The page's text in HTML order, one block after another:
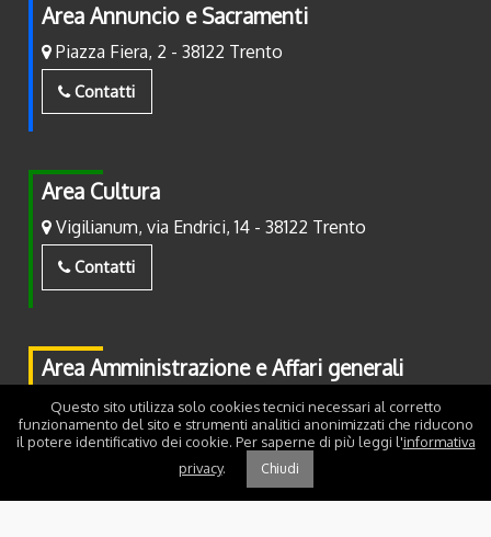
Area Annuncio e Sacramenti
Piazza Fiera, 2 - 38122 Trento
Contatti
Area Cultura
Vigilianum, via Endrici, 14 - 38122 Trento
Contatti
Area Amministrazione e Affari generali
Piazza Fiera, 2 - 38122 Trento
Contatti
Questo sito utilizza solo cookies tecnici necessari al corretto
funzionamento del sito e strumenti analitici anonimizzati che riducono
il potere identificativo dei cookie. Per saperne di più leggi l'informativa
privacy. Chiudi